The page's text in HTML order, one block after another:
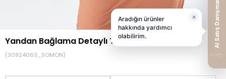
Yandan Bağlama Detaylı Tek Omuz Somon Bluz
(30924063_SOMON)